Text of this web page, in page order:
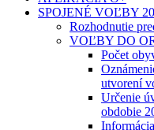
SPOJENÉ VOĽBY
Rozhodnutie
VOĽBY DO
Počet
utvorení
Určenie
obdobie